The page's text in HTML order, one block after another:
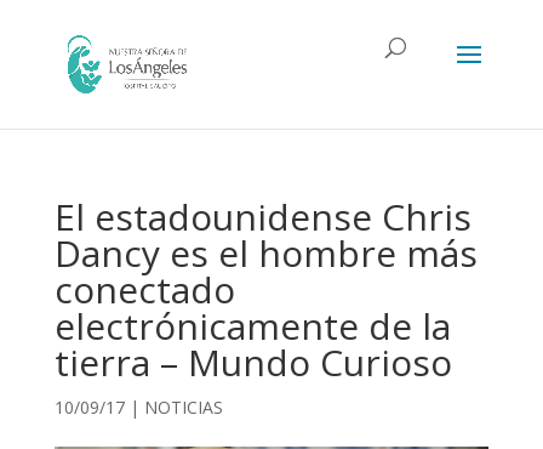
El estadounidense Chris
Dancy es el hombre más
conectado
electrónicamente de la
tierra – Mundo Curioso
10/09/17| NOTICIAS